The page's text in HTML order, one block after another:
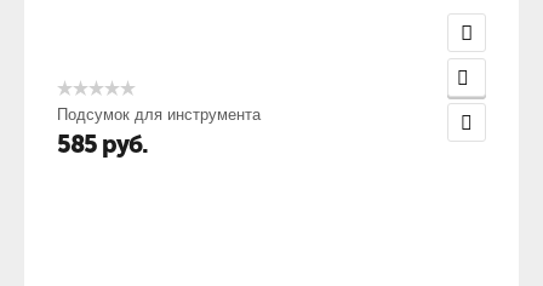
Подсумок для инструмента
585 руб.